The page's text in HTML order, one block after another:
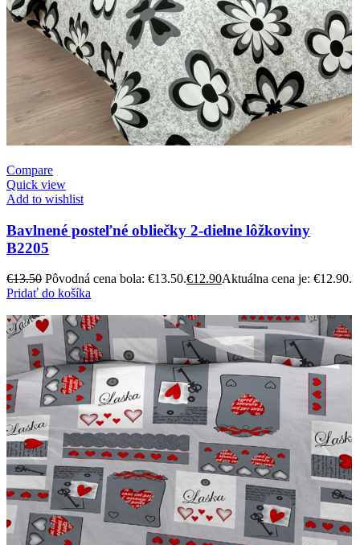
Compare
Quick view
Add to wishlist
Bavlnené posteľné obliečky 2-dielne lôžkoviny
B2205
€13.50 Pôvodná cena bola: €13.50.€12.90Aktuálna cena je: €12.90.
Pridať do košíka